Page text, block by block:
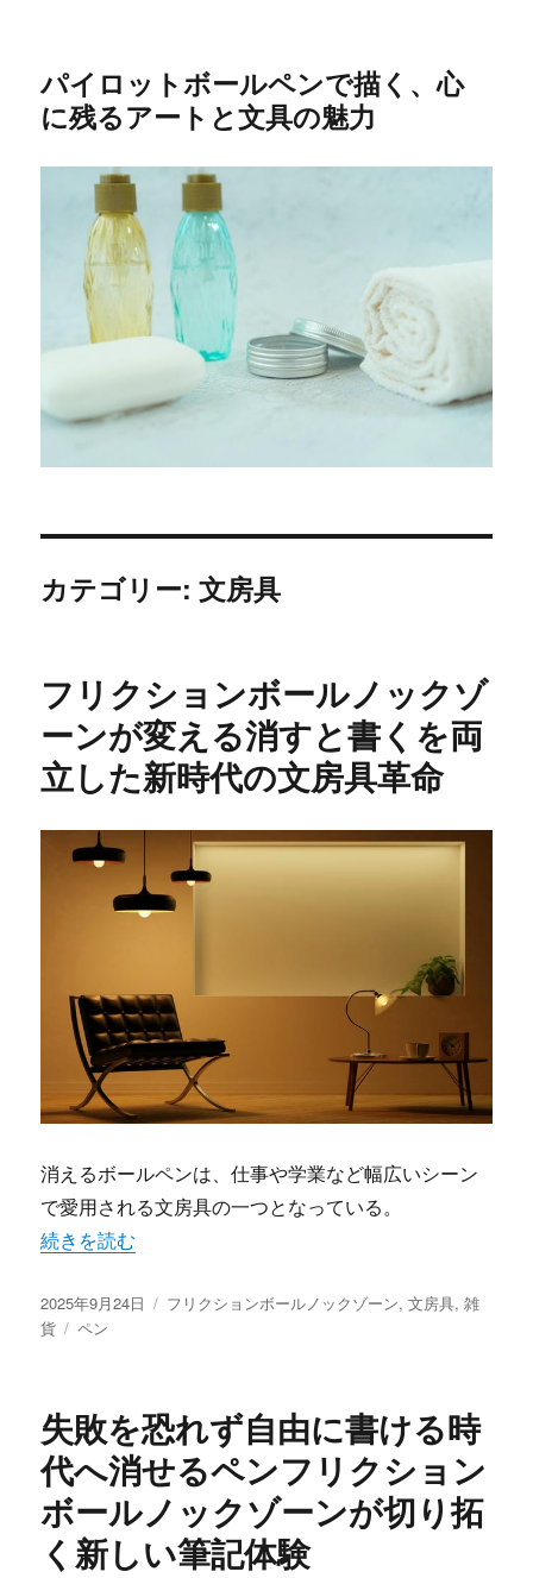
パイロットボールペンで描く、心
に残るアートと文具の魅力
カテゴリー:文房具
フリクションボールノックゾ
ーンが変える消すと書くを両
立した新時代の文房具革命
消えるボールペンは、仕事や学業など幅広いシーン
で愛用される文房具の一つとなっている。
“フリクションボールノックゾーンが変える消すと書く
続きを読む
投
稿
2025年9月24日
カ
フリクションボールノックゾーン,文房具,雑
貨
タ
ペン
失敗を恐れず自由に書ける時
代へ消せるペンフリクション
ボールノックゾーンが切り拓
く新しい筆記体験